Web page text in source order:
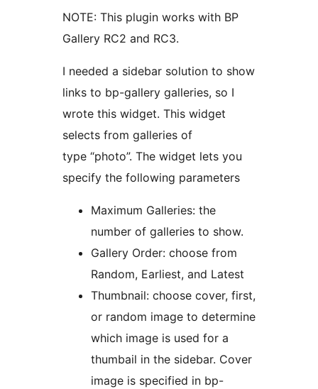
NOTE: This plugin works with BP
Gallery RC2 and RC3.
I needed a sidebar solution to show
links to bp-gallery galleries, so I
wrote this widget. This widget
selects from galleries of
type “photo”. The widget lets you
specify the following parameters
Maximum Galleries: the
number of galleries to show.
Gallery Order: choose from
Random, Earliest, and Latest
Thumbnail: choose cover, first,
or random image to determine
which image is used for a
thumbail in the sidebar. Cover
image is specified in bp-